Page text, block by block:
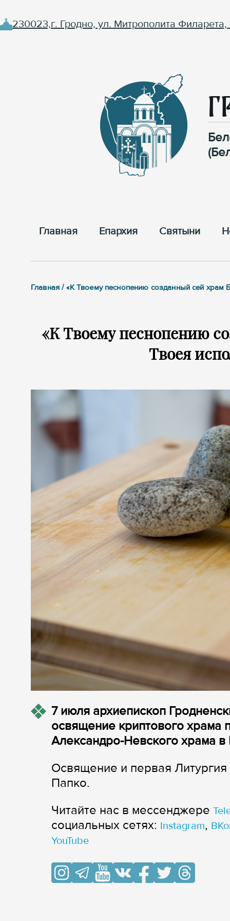
230023,г. Гродно, ул. Митрополита Филарета,
Главная Епархия Cвятыни
Главная / «К Твоему песнопению созданный сей
«К Твоему песнопению
Твоея
7 июля архиепископ
освящение криптового храма
Александро-Невского храма в
Освящение и первая
Папко.
Читайте нас в мессенджере
cоциальных сетях: Instagram,
YouTube